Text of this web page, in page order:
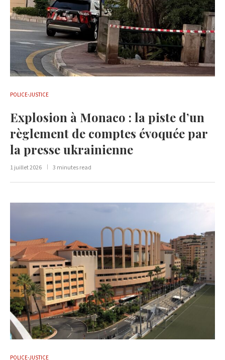
POLICE-JUSTICE
Explosion à Monaco : la piste d’un
règlement de comptes évoquée par
la presse ukrainienne
1 juillet 2026 3 minutes read
POLICE-JUSTICE